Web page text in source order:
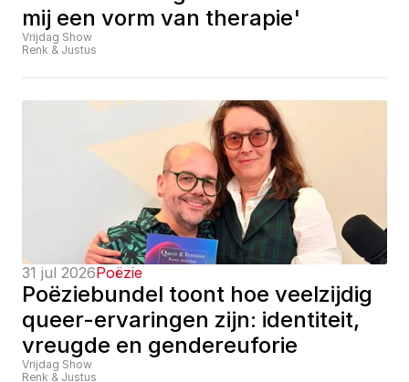
mij een vorm van therapie'
Vrijdag Show
Renk & Justus
31 jul 2026Poëzie
Poëziebundel toont hoe veelzijdig
queer-ervaringen zijn: identiteit,
vreugde en gendereuforie
Vrijdag Show
Renk & Justus